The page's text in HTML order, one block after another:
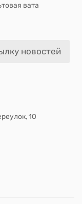
вата
новостей
10